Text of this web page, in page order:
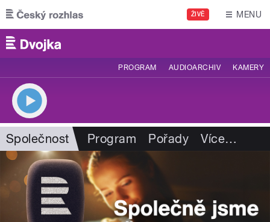
Přejít k hlavnímu obsahu
ŽIVĚ MENU
PROGRAM AUDIOARCHIV KAMERY
Společnost Program Pořady Více…